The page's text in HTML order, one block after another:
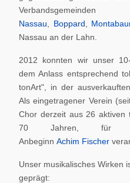
Nassau
Boppard
Nassau an der Lahn.
2012 konnten wir unser
dem Anlass entsprechend
tonArt", in der
Als eingetragener Verein
Chor derzeit aus 26 aktiven
70 Jahren, für
Anbeginn Achim Fischer
Unser musikalisches Wirken
geprägt: